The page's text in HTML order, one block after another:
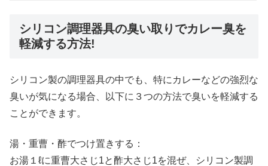
シリコン調理器具の臭い取りでカレー臭を
軽減する方法!
シリコン製の調理器具の中でも、特にカレーなどの強烈な
臭いが気になる場合、以下に３つの方法で臭いを軽減する
ことができます。
湯・重曹・酢でつけ置きする：
お湯１ℓに重曹大さじ1と酢大さじ1を混ぜ、シリコン製調